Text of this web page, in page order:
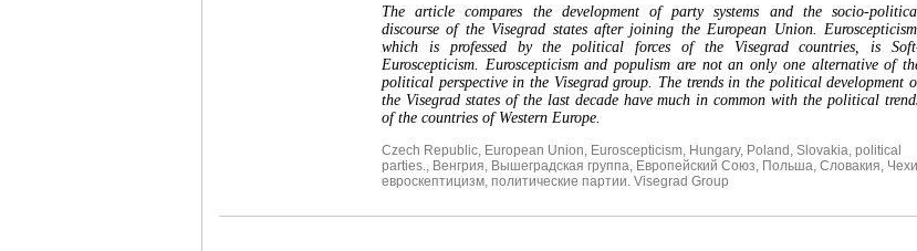
The article compares the development of party systems and the socio-
discourse of the Visegrad states after joining the European Union.
which is professed by the political forces of the Visegrad countries, is
Euroscepticism. Euroscepticism and populism are not an only one alternative of
political perspective in the Visegrad group. The trends in the political development
the Visegrad states of the last decade have much in common with the political
of the countries of Western Europe.
Czech Republic, European Union, Euroscepticism, Hungary, Poland , Slovakia, political
parties., Венгрия, Вышеградская группа, Европейский Союз, Польша, Словакия,
евроскептицизм, политические партии. Visegrad Group